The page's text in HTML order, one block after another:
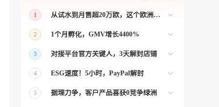
1
从试水到月售超20万欧，这个欧洲本土平台被低估了
2
1个月孵化，GMV增长4400%
业】 >> Gmarket卖家店铺经过ESG跨境客
3
对接平台官方关键人，3天解封店铺
跨境帮我解决了韩国平台店铺异常问题
4
ESG速度！5小时，PayPal解封
ESG拥有Paypal支付和Onbuy平台双绿通道
5
据理力争，客户产品喜获0竞争绿洲